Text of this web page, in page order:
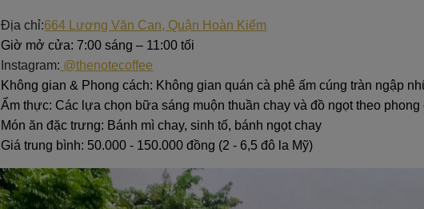
Địa chỉ:664 Lương Văn Can, Quận Hoàn Kiếm
Giờ mở cửa: 7:00 sáng – 11:00 tối
Instagram: @thenotecoffee
Không gian & Phong cách: Không gian quán cà phê ấm cúng tràn ngập
Ẩm thực: Các lựa chọn bữa sáng muộn thuần chay và đồ ngọt theo
Món ăn đặc trưng: Bánh mì chay, sinh tố, bánh ngọt chay
Giá trung bình: 50.000 - 150.000 đồng (2 - 6,5 đô la Mỹ)